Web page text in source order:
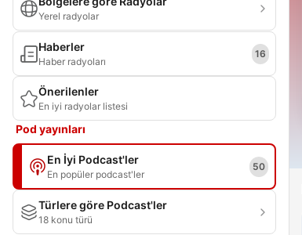
Yerel radyolar
Haberler
Haber radyoları
16
Önerilenler
En iyi radyolar listesi
Pod yayınları
En İyi Podcast'ler
En popüler podcast'ler
50
Türlere göre Podcast'ler
18 konu türü